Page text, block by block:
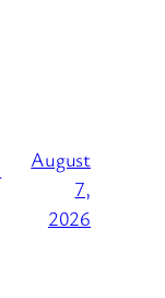
August
7,
2026